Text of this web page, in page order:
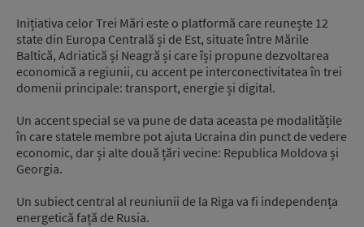
Inițiativa celor Trei Mări este o platformă care reunește 12
state din Europa Centrală și de Est, situate între Mările
Baltică, Adriatică și Neagră și care își propune dezvoltarea
economică a regiunii, cu accent pe interconectivitatea în trei
domenii principale: transport, energie și digital.
Un accent special se va pune de data aceasta pe modalitățile
în care statele membre pot ajuta Ucraina din punct de vedere
economic, dar și alte două țări vecine: Republica Moldova și
Georgia.
Un subiect central al reuniunii de la Riga va fi independența
energetică față de Rusia.